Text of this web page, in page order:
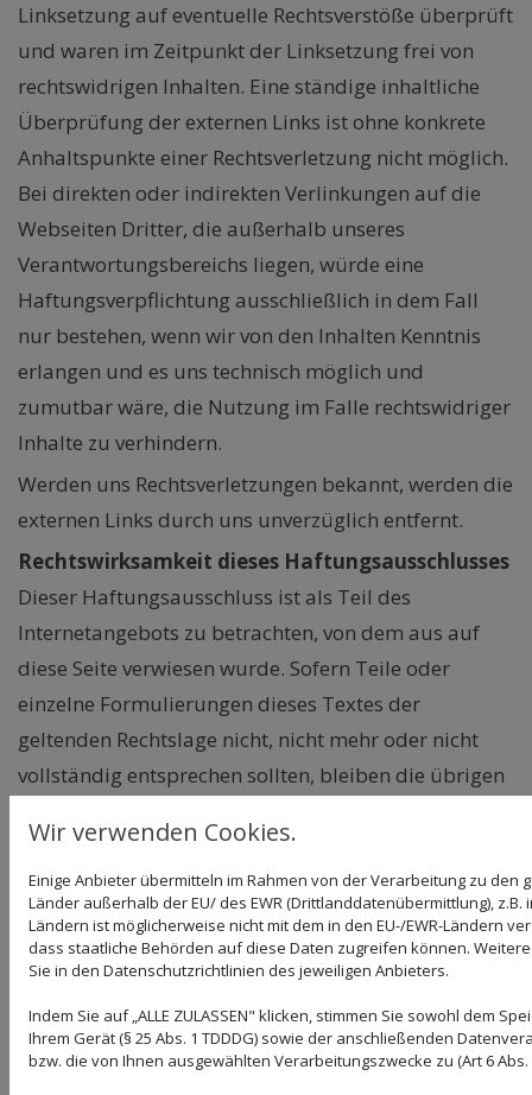
Linksetzung auf eventuelle Rechtsverstöße überprüft
und waren im Zeitpunkt der Linksetzung frei von
rechtswidrigen Inhalten. Eine ständige inhaltliche
Überprüfung der externen Links ist ohne konkrete
Anhaltspunkte einer Rechtsverletzung nicht möglich.
Bei direkten oder indirekten Verlinkungen auf die
Webseiten Dritter, die außerhalb unseres
Verantwortungsbereichs liegen, würde eine
Haftungsverpflichtung ausschließlich in dem Fall
nur bestehen, wenn wir von den Inhalten Kenntnis
erlangen und es uns technisch möglich und
zumutbar wäre, die Nutzung im Falle rechtswidriger
Inhalte zu verhindern.
Werden uns Rechtsverletzungen bekannt, werden die
externen Links durch uns unverzüglich entfernt.
Rechtswirksamkeit dieses Haftungsausschlusses
Dieser Haftungsausschluss ist als Teil des
Internetangebots zu betrachten, von dem aus auf
diese Seite verwiesen wurde. Sofern Teile oder
einzelne Formulierungen dieses Textes der
geltenden Rechtslage nicht, nicht mehr oder nicht
vollständig entsprechen sollten, bleiben die übrigen
Gültigkeit davon unberührt.
Hinweis zur Barrierefreiheit
Wir bemühen uns, unsere digitalen Inhalte
Barrierefreie-Informationstechnik-Verordnung
(BITV) anzubieten. Sollten Sie dennoch auf Barrieren
Wir verwenden Cookies.
Einige Anbieter übermitteln im Rahmen von der Verarbeitung zu den
Länder außerhalb der EU/ des EWR (Drittlanddatenübermittlung),
Ländern ist möglicherweise nicht mit dem in den EU-/EWR-Ländern
dass staatliche Behörden auf diese Daten zugreifen können.
Sie in den Datenschutzrichtlinien des jeweiligen Anbieters.
Indem Sie auf „ALLE ZULASSEN" klicken, stimmen Sie sowohl dem
Ihrem Gerät (§ 25 Abs. 1 TDDDG) sowie der anschließenden
bzw. die von Ihnen ausgewählten Verarbeitungszwecke zu (Art 6 Abs.